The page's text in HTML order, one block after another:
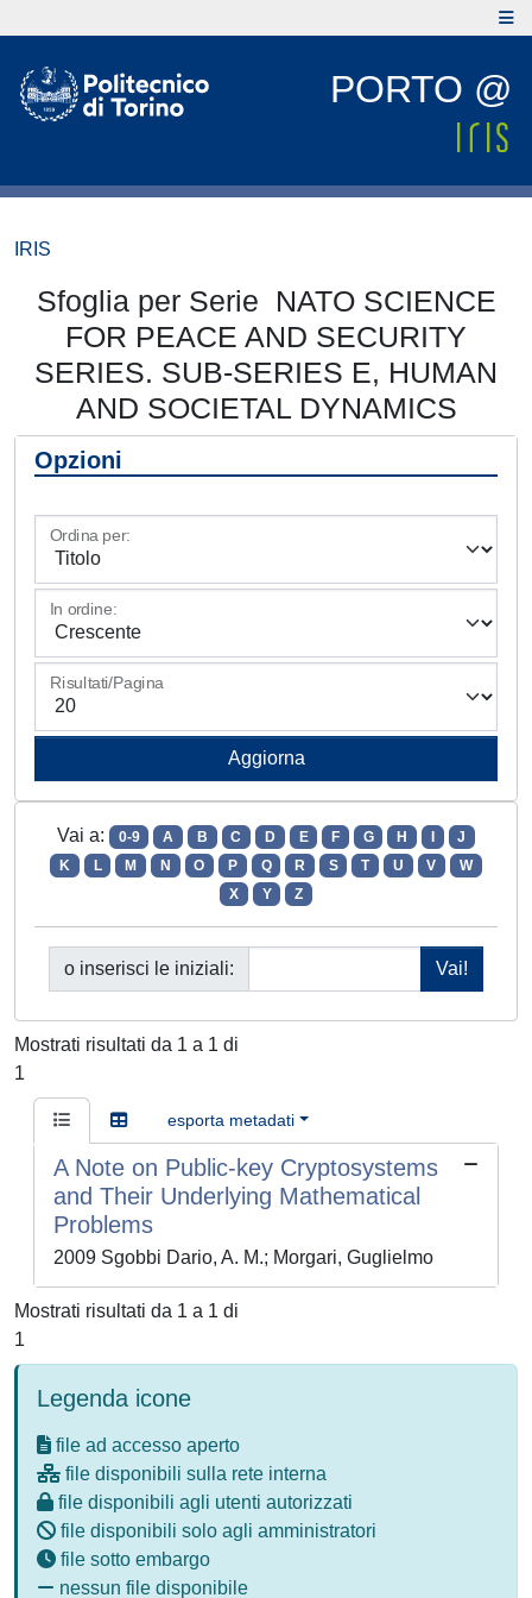
PORTO @
IRIS
Sfoglia per Serie NATO SCIENCE
FOR PEACE AND SECURITY
SERIES. SUB-SERIES E, HUMAN
AND SOCIETAL DYNAMICS
Opzioni
Ordina per:
In ordine:
Risultati/Pagina
Vai a: 0-9 A B C D E F G H
J
K
L M N O P Q R S T U V
W
X
Y Z
o inserisci le iniziali:
Mostrati risultati da 1 a 1 di
1
esporta metadati
A Note on Public-key Cryptosystems
and Their Underlying Mathematical
Problems
2009 Sgobbi Dario, A. M.; Morgari, Guglielmo
Mostrati risultati da 1 a 1 di
1
Legenda icone
file ad accesso aperto
file disponibili sulla rete interna
file disponibili agli utenti autorizzati
file disponibili solo agli amministratori
file sotto embargo
nessun file disponibile